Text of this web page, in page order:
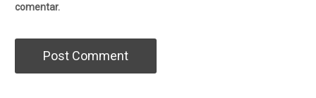
comentar.